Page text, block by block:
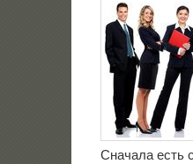
Сначала есть